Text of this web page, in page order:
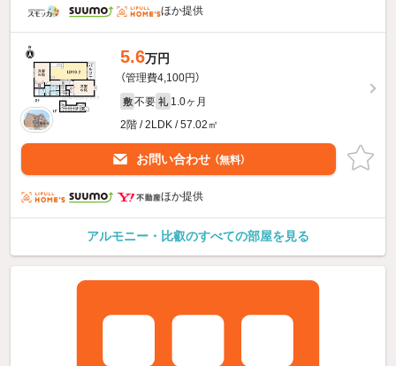
ほか提供
5.6万円
（管理費4,100円）
敷 不要 礼 1.0ヶ月
2階 / 2LDK / 57.02㎡
お問い合わせ （無料）
ほか提供
アルモニー・比叡のすべての部屋を見る